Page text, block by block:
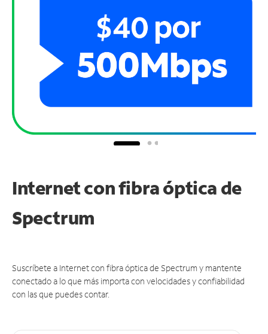
Internet con fibra óptica de
Spectrum
Suscríbete a Internet con fibra óptica de Spectrum y mantente
conectado a lo que más importa con velocidades y confiabilidad
con las que puedes contar.